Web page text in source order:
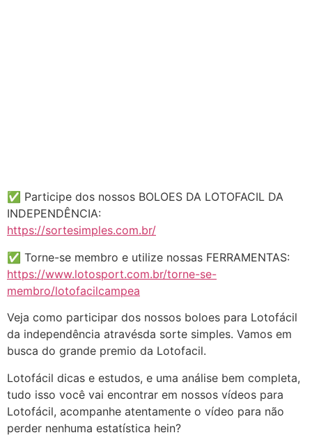
✅ Participe dos nossos BOLOES DA LOTOFACIL DA
INDEPENDÊNCIA:
https://sortesimples.com.br/
✅ Torne-se membro e utilize nossas FERRAMENTAS:
https://www.lotosport.com.br/torne-se-
membro/lotofacilcampea
Veja como participar dos nossos boloes para Lotofácil
da independência atravésda sorte simples. Vamos em
busca do grande premio da Lotofacil.
Lotofácil dicas e estudos, e uma análise bem completa,
tudo isso você vai encontrar em nossos vídeos para
Lotofácil, acompanhe atentamente o vídeo para não
perder nenhuma estatística hein?